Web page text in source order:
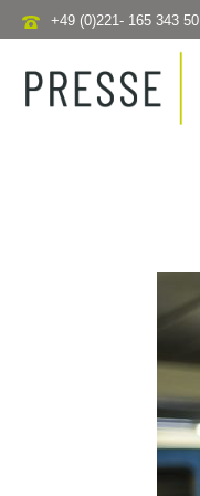
+49 (0)221- 165 343 50